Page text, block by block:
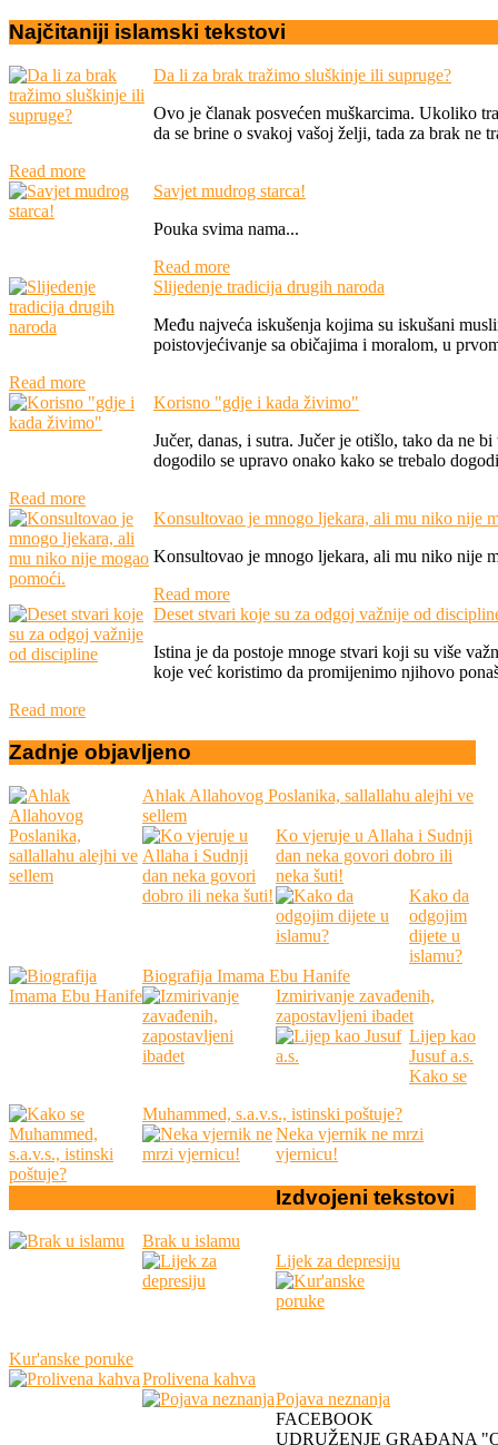
Najčitaniji islamski tekstovi
Da li za brak tražimo sluškinje ili supruge?
Ovo je članak posvećen muškarcima. Ukoliko
da se brine o svakoj vašoj želji, tada za brak ne
Read more
Savjet mudrog starca!
Pouka svima nama...
Read more
Slijedenje tradicija drugih naroda
Među najveća iskušenja kojima su iskušani
poistovjećivanje sa običajima i moralom, u
Read more
Korisno "gdje i kada živimo"
Jučer, danas, i sutra. Jučer je otišlo, tako da ne
dogodilo se upravo onako kako se trebalo
Read more
Konsultovao je mnogo ljekara, ali mu niko nije
Konsultovao je mnogo ljekara, ali mu niko nije
Read more
Deset stvari koje su za odgoj važnije od
Istina je da postoje mnoge stvari koji su više
koje već koristimo da promijenimo njihovo
Read more
Zadnje objavljeno
Ahlak Allahovog Poslanika, sallallahu alejhi ve
sellem
Ko vjeruje u Allaha i Sudnji
dan neka govori dobro ili
neka šuti!
Kako da
odgojim
dijete u
islamu?
Biografija Imama Ebu Hanife
Izmirivanje zavađenih,
zapostavljeni ibadet
Lijep kao
Jusuf a.s.
Kako se
Muhammed, s.a.v.s., istinski poštuje?
Neka vjernik ne mrzi
vjernicu!
Izdvojeni tekstovi
Brak u islamu
Lijek za depresiju
Kur'anske poruke
Prolivena kahva
Pojava neznanja
FACEBOOK
UDRUŽENJE GRAĐANA